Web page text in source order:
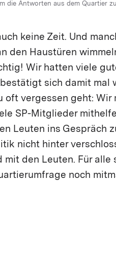
die Antworten aus dem Quartier
keine Zeit. Und
den Haustüren
Wir hatten viele
sich damit mal
oft vergessen geht: Wir
SP-Mitglieder
Leuten ins Gespräch
nicht hinter
mit den Leuten. Für alle
noch